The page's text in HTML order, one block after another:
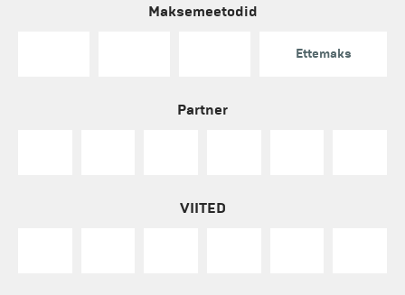
Maksemeetodid
Ettemaks
Partner
VIITED